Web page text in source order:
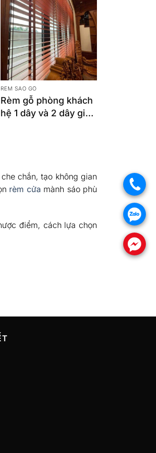
RÈM SÁO GỖ
Rèm gỗ phòng khách
hệ 1 dây và 2 dây giá
chắn, tạo không gian
rèm cửa mành sáo phù
điểm, cách lựa chọn
.
.
.